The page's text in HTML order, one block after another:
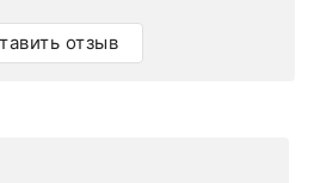
отзыв